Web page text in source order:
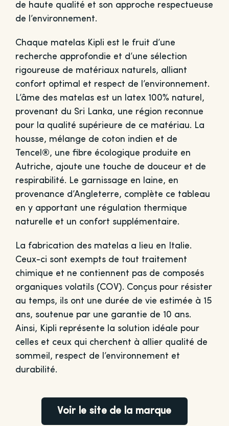
de haute qualité et son approche respectueuse
de l’environnement.
Chaque matelas Kipli est le fruit d’une
recherche approfondie et d’une sélection
rigoureuse de matériaux naturels, alliant
confort optimal et respect de l’environnement.
L’âme des matelas est un latex 100% naturel,
provenant du Sri Lanka, une région reconnue
pour la qualité supérieure de ce matériau. La
housse, mélange de coton indien et de
Tencel®, une fibre écologique produite en
Autriche, ajoute une touche de douceur et de
respirabilité. Le garnissage en laine, en
provenance d’Angleterre, complète ce tableau
en y apportant une régulation thermique
naturelle et un confort supplémentaire.
La fabrication des matelas a lieu en Italie.
Ceux-ci sont exempts de tout traitement
chimique et ne contiennent pas de composés
organiques volatils (COV). Conçus pour résister
au temps, ils ont une durée de vie estimée à 15
ans, soutenue par une garantie de 10 ans.
Ainsi, Kipli représente la solution idéale pour
celles et ceux qui cherchent à allier qualité de
sommeil, respect de l’environnement et
durabilité.
Voir le site de la marque